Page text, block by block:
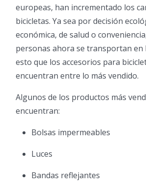
europeas, han incrementado los
bicicletas. Ya sea por decisión
económica, de salud o
personas ahora se transportan en
esto que los accesorios para
encuentran entre lo más vendido.
Algunos de los productos más
encuentran:
Bolsas impermeables
Luces
Bandas reflejantes